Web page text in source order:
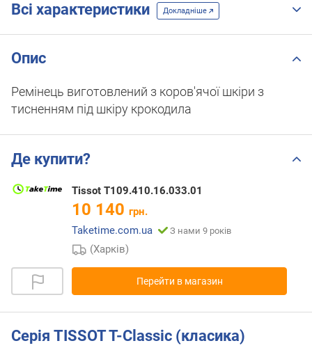
Всі характеристики Докладніше
Опис
Ремінець виготовлений з коров'ячої шкіри з
тисненням під шкіру крокодила
Де купити?
Tissot T109.410.16.033.01
10 140 грн.
Taketime.com.ua
З нами 9 років
(Харків)
Перейти в магазин
Серія TISSOT T-Classic (класика)